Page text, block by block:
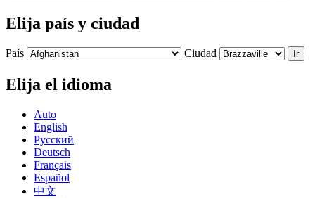
Elija país y ciudad
País Ciudad Ir
Elija el idioma
Auto
English
Русский
Deutsch
Français
Español
中文